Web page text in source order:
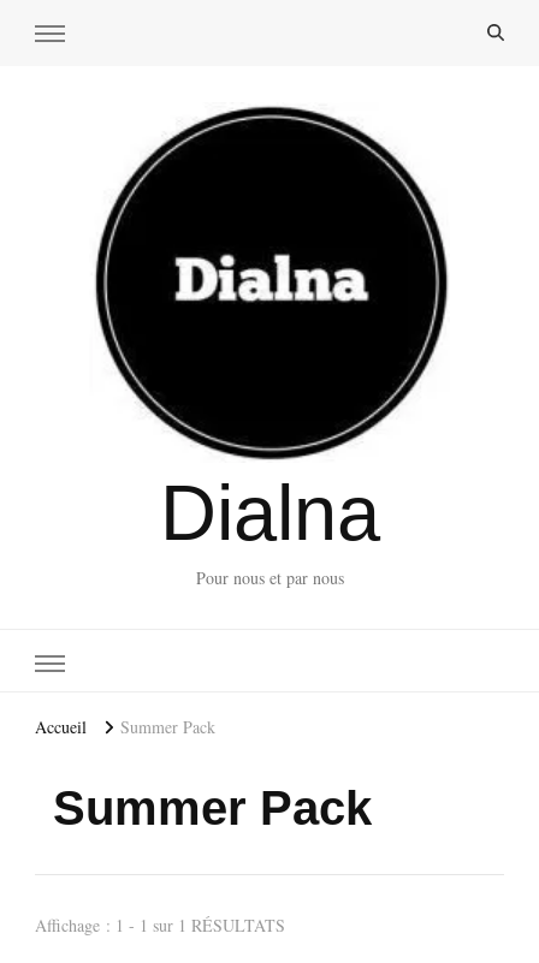
Dialna
Pour nous et par nous
Accueil Summer Pack
Summer Pack
Affichage : 1 - 1 sur 1 RÉSULTATS